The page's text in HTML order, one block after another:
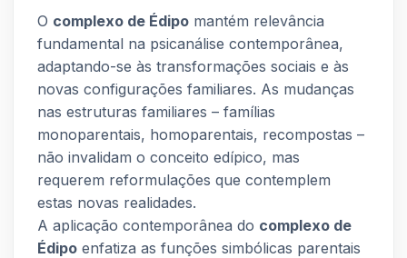
O complexo de Édipo mantém relevância
fundamental na psicanálise contemporânea,
adaptando-se às transformações sociais e às
novas configurações familiares. As mudanças
nas estruturas familiares – famílias
monoparentais, homoparentais, recompostas –
não invalidam o conceito edípico, mas
requerem reformulações que contemplem
estas novas realidades.
A aplicação contemporânea do complexo de
Édipo enfatiza as funções simbólicas parentais